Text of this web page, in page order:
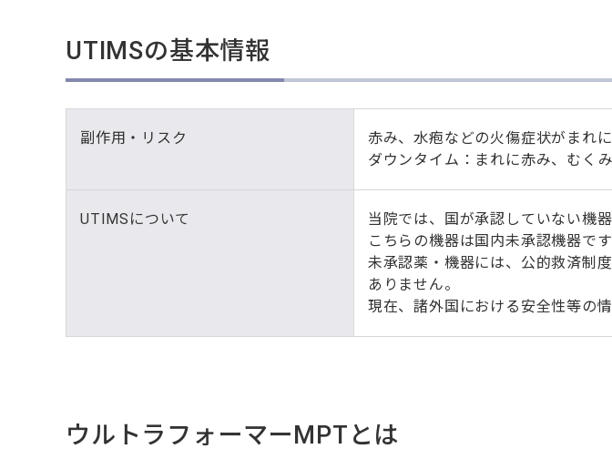
UTIMSの基本情報
副作用・リスク
赤み、水疱などの火傷症状がまれ
ダウンタイム：まれに赤み、むく
UTIMSについて
当院では、国が承認していない機
こちらの機器は国内未承認機器で
未承認薬・機器には、公的救済制
ありません。
現在、諸外国における安全性等の
ウルトラフォーマーMPTとは